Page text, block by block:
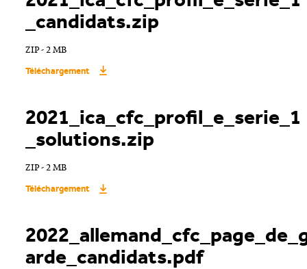
_candidats.zip
ZIP - 2 MB
Téléchargement
2021_ica_cfc_profil_e_serie_1
_solutions.zip
ZIP - 2 MB
Téléchargement
arde_candidats.pdf